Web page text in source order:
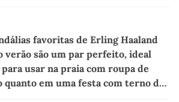
favoritas de Erling Haaland
verão são um par perfeito, ideal
usar na praia com roupa de
quanto em uma festa com terno de